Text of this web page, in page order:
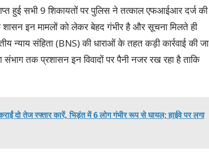
हुई सभी 9 शिकायतों पर पुलिस ने तत्काल एफआईआर दर्ज की
इन मामलों को लेकर बेहद गंभीर है और सूचना मिलते ही
न्याय संहिता (BNS) की धाराओं के तहत कड़ी कार्रवाई की जा
तक प्रशासन इन विवादों पर पैनी नजर रख रहा है ताकि
दो तेज रफ्तार कारें, भिड़ंत में 6 लोग गंभीर रूप से घायल; हाईवे पर लगा